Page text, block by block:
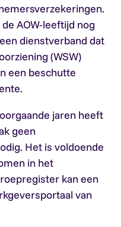
AOW-leeftijd nog
dienstverband dat
(WSW)
een beschutte
jaren heeft
geen
Het is voldoende
in het
kan een
van